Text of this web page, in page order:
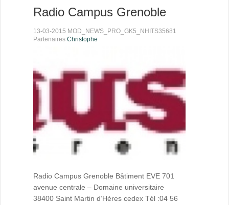
Radio Campus Grenoble
13-03-2015 MOD_NEWS_PRO_GK5_NHITS35681
Partenaires Christophe
Radio Campus Grenoble Bâtiment EVE 701
avenue centrale – Domaine universitaire
38400 Saint Martin d’Hères cedex Tél :04 56